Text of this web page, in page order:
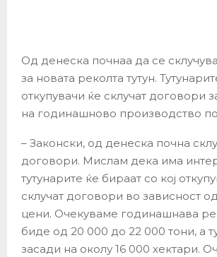
Од денеска почнаа да се
за новата реколта тутун.
откупувачи ќе склучат договори
на годинашново производство
– Законски, од денеска почна
договори. Мислам дека има
тутунарите ќе бираат со кој
склучат договори во зависност
цени. Очекуваме годинашнава
биде од 20 000 до 22 000 тони, а
засади на околу 16 000 хектари.